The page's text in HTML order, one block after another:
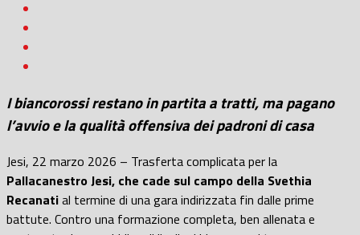
I biancorossi restano in partita a tratti, ma pagano
l’avvio e la qualità offensiva dei padroni di casa
Jesi, 22 marzo 2026 – Trasferta complicata per la
Pallacanestro Jesi, che cade sul campo della Svethia
Recanatial termine di una gara indirizzata fin dalle prime
battute. Contro una formazione completa, ben allenata e